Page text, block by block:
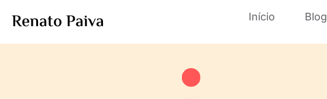
Renato Paiva Início Blog